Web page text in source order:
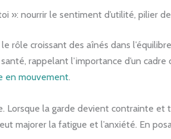
»: nourrir le sentiment d’utilité, pilier
rôle croissant des aînés dans
rappelant l’importance d’un
en mouvement.
la garde devient contrainte et
majorer la fatigue et l’anxiété. En